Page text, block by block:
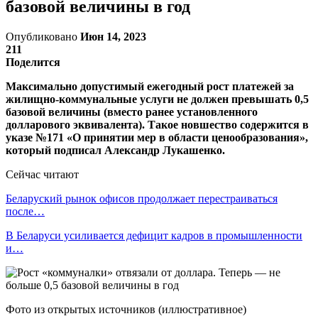
базовой величины в год
Опубликовано Июн 14, 2023
211
Поделится
Максимально допустимый ежегодный рост платежей за
жилищно-коммунальные услуги не должен превышать 0,5
базовой величины (вместо ранее установленного
долларового эквивалента). Такое новшество содержится в
указе №171 «О принятии мер в области ценообразования»,
который подписал Александр Лукашенко.
Сейчас читают
Беларуский рынок офисов продолжает перестраиваться
после…
В Беларуси усиливается дефицит кадров в промышленности
и…
Фото из открытых источников (иллюстративное)